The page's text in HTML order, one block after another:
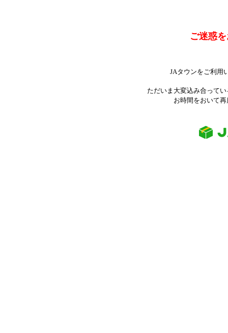
ご迷惑
JAタウンをご利用
ただいま大変込み合って
お時間をおいて